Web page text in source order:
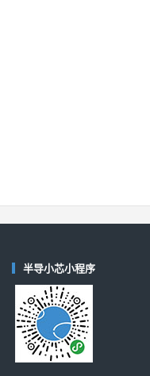
半导小芯小程序